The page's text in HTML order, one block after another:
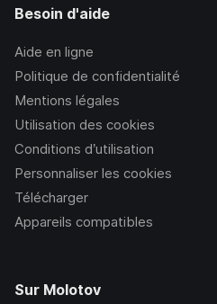
Besoin d'aide
Aide en ligne
Politique de confidentialité
Mentions légales
Utilisation des cookies
Conditions d’utilisation
Personnaliser les cookies
Télécharger
Appareils compatibles
Sur Molotov